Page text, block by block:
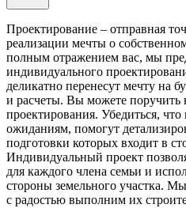
Проектирование – отправная
реализации мечты о
полным отражением вас, мы
индивидуального
деликатно перенесут мечту на
и расчеты. Вы можете поручить
проектирования. Убедиться,
ожиданиям, помогут
подготовки которых входит в
Индивидуальный проект
для каждого члена семьи и
стороны земельного участка.
с радостью выполним их